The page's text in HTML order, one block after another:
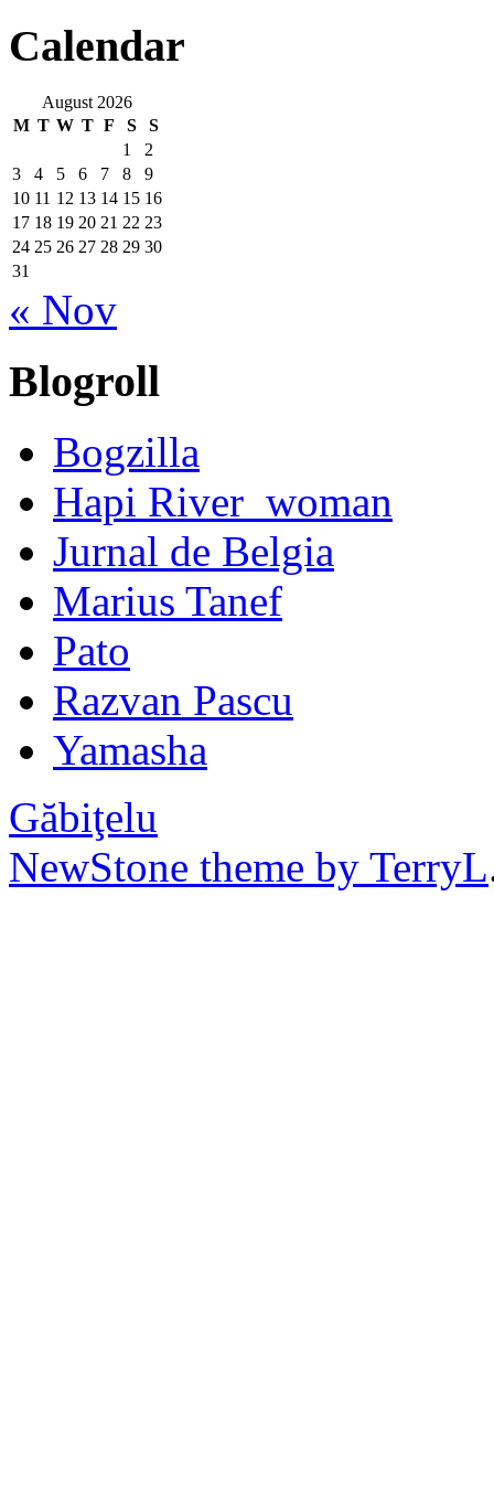
Calendar
August 2026
M T W T F S
S
1
2
3
4 5 6 7 8
9
10 11 12 13 14 15 16
17 18 19 20 21 22 23
24 25 26 27 28 29 30
31
« Nov
Blogroll
Bogzilla
Hapi River_woman
Jurnal de Belgia
Marius Tanef
Pato
Razvan Pascu
Yamasha
Găbiţelu
NewStone theme by TerryL